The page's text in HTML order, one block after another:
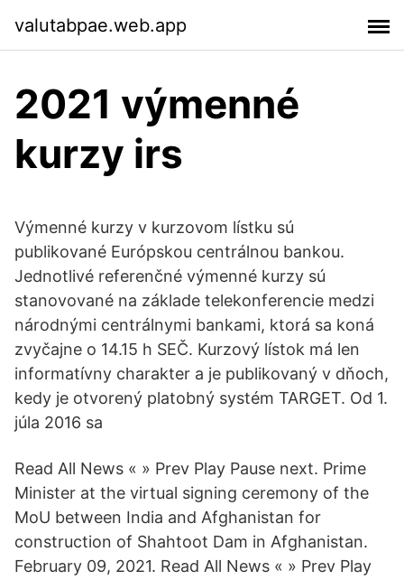
valutabpae.web.app
2021 výmenné
kurzy irs
Výmenné kurzy v kurzovom lístku sú
publikované Európskou centrálnou bankou.
Jednotlivé referenčné výmenné kurzy sú
stanovované na základe telekonferencie medzi
národnými centrálnymi bankami, ktorá sa koná
zvyčajne o 14.15 h SEČ. Kurzový lístok má len
informatívny charakter a je publikovaný v dňoch,
kedy je otvorený platobný systém TARGET. Od 1.
júla 2016 sa
Read All News « » Prev Play Pause next. Prime
Minister at the virtual signing ceremony of the
MoU between India and Afghanistan for
construction of Shahtoot Dam in Afghanistan.
February 09, 2021. Read All News « » Prev Play